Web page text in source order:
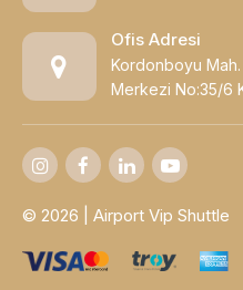
Ofis Adresi
Kordonboyu
Merkezi No:35/6
© 2026 | Airport Vip Shuttle